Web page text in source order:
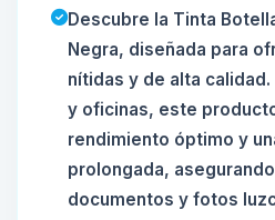
Descubre la Tinta
Negra, diseñada para
nítidas y de alta
y oficinas, este
rendimiento óptimo y
prolongada,
documentos y fotos